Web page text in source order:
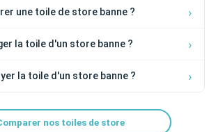
une toile de store banne ?
la toile d'un store banne ?
la toile d'un store banne ?
nos toiles de store